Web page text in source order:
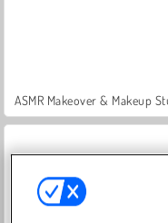
ASMR Makeover & Makeup